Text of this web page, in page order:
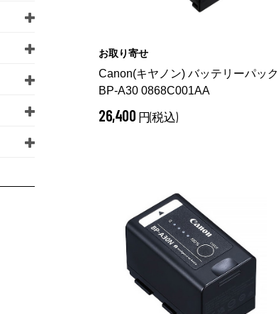
お取り寄せ
Canon(キヤノン) バッテリーパック
BP-A30 0868C001AA
26,400 円(税込)